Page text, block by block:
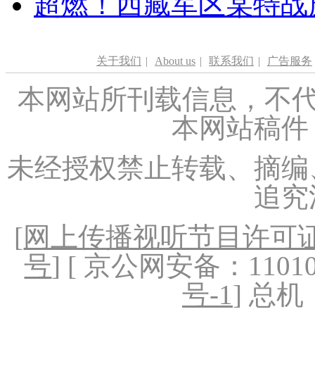
关于我们 | About us | 联系我们 | 广告服务
本网站所刊载信息，不
本网站稿
未经授权禁止转载、摘
追
[网上传播视听节目许可
号] [ 京公网安备：
号-1] 总机